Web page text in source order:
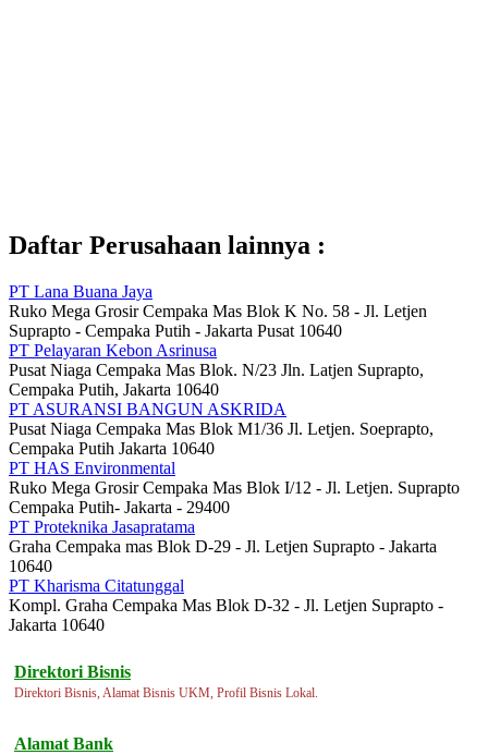
Daftar Perusahaan lainnya :
PT Lana Buana Jaya
Ruko Mega Grosir Cempaka Mas Blok K No. 58 - Jl. Letjen
Suprapto - Cempaka Putih - Jakarta Pusat 10640
PT Pelayaran Kebon Asrinusa
Pusat Niaga Cempaka Mas Blok. N/23 Jln. Latjen Suprapto,
Cempaka Putih, Jakarta 10640
PT ASURANSI BANGUN ASKRIDA
Pusat Niaga Cempaka Mas Blok M1/36 Jl. Letjen. Soeprapto,
Cempaka Putih Jakarta 10640
PT HAS Environmental
Ruko Mega Grosir Cempaka Mas Blok I/12 - Jl. Letjen. Suprapto
Cempaka Putih- Jakarta - 29400
PT Proteknika Jasapratama
Graha Cempaka mas Blok D-29 - Jl. Letjen Suprapto - Jakarta
10640
PT Kharisma Citatunggal
Kompl. Graha Cempaka Mas Blok D-32 - Jl. Letjen Suprapto -
Jakarta 10640
Direktori Bisnis
Direktori Bisnis, Alamat Bisnis UKM, Profil Bisnis Lokal.
Alamat Bank